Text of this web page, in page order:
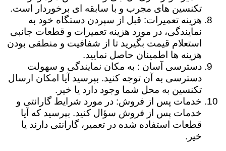
تکنسین های مجرب و با سابقه ای برخوردار است.
هزینه تعمیرات: قبل از سپردن دستگاه خود به
نمایندگی، در مورد هزینه تعمیرات و قطعات جانبی
استعلام قیمت بگیرید تا از شفافیت و منطقی بودن
هزینه ها اطمینان حاصل نمایید.
دسترسی آسان : به مکان نمایندگی و سهولت
دسترسی به آن توجه کنید. بپرسید آیا امکان ارسال
تکنسین به محل شما وجود دارد یا خیر.
خدمات پس از فروش: در مورد شرایط گارانتی و
خدمات پس از فروش سؤال کنید. بپرسید که آیا
قطعات استفاده شده در تعمیر، گارانتی دارند یا
خیر.